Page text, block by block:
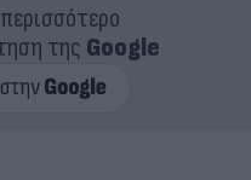
της Google